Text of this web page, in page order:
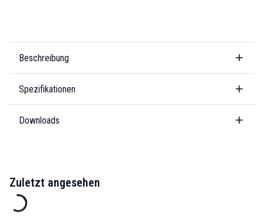
Beschreibung
Spezifikationen
Downloads
Zuletzt angesehen